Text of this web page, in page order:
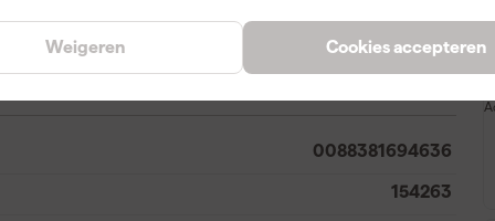
Cookies accepteren
Weigeren
0088381694636
154263